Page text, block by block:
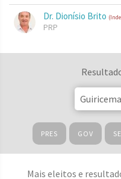
Dr. Dionísio Brito
PRP
PRES GOV
Mais eleitos e